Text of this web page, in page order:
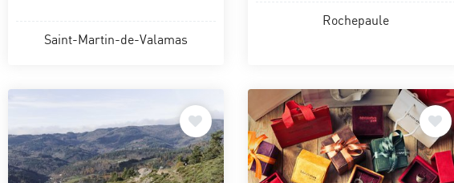
Saint-Martin-de-Valamas
Rochepaule